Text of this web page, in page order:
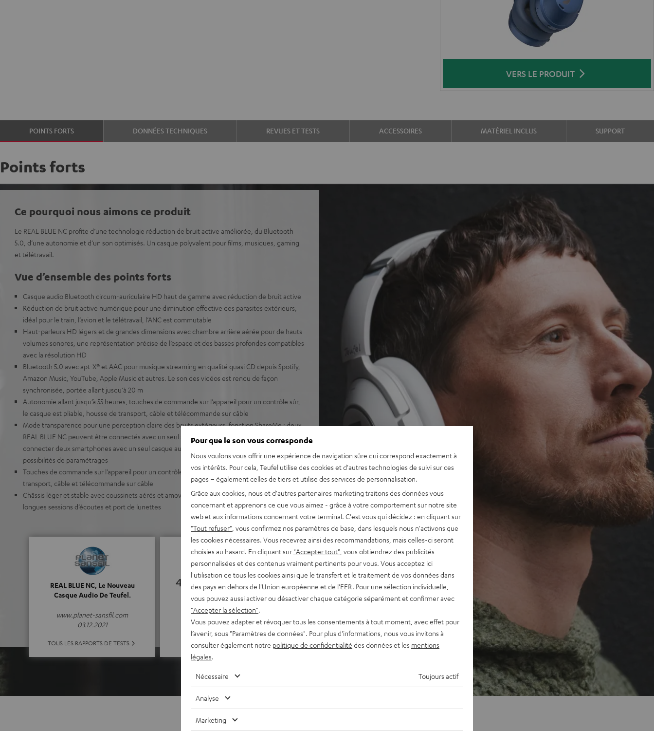
VERS LE PRODUIT
POINTS FORTS DONNÉES TECHNIQUES REVUES ET TESTS ACCESSOIRES MATÉRIEL INCLUS SUPPORT
Points forts
Ce pourquoi nous aimons ce produit
Le REAL BLUE NC profite d’une technologie réduction de bruit active améliorée, du Bluetooth
5.0, d’une autonomie et d’un son optimisés. Un casque polyvalent pour films, musiques, gaming
et télétravail.
Vue d’ensemble des points forts
Casque audio Bluetooth circum-auriculaire HD haut de gamme avec réduction de bruit active
Réduction de bruit active numérique pour une diminution effective des parasites extérieurs,
idéal pour le train, l’avion et le télétravail, l’ANC est commutable
Haut-parleurs HD légers et de grandes dimensions avec chambre arrière aérée pour de hauts
volumes sonores, une représentation précise de l’espace et des basses profondes compatibles
avec la résolution HD
Bluetooth 5.0 avec apt-X® et AAC pour musique streaming en qualité quasi CD depuis Spotify,
Amazon Music, YouTube, Apple Music et autres. Le son des vidéos est rendu de façon
synchronisée, portée allant jusqu‘à 20 m
Autonomie allant jusqu’à 55 heures, touches de commande sur l’appareil pour un contrôle sûr,
le casque est pliable, housse de transport, câble et télécommande sur câble
Mode transparence pour une perception claire des bruits extérieurs, fonction ShareMe : deux
REAL BLUE NC peuvent être connectés avec un seul smartphone, fonction Multipoint :
connecter deux smartphones avec un seul casque audio, appli Teufel Go pour d’autres
possibilités de paramétrages
Touches de commande sur l’appareil pour un contrôle sûr, le casque est pliable, housse de
transport, câble et télécommande sur câble
Châssis léger et stable avec coussinets aérés et amovibles, peu de pression, conçu pour les
longues sessions d’écoutes et port de lunettes
REAL BLUE NC, Le Nouveau
Casque Audio De Teufel.
www.planet-sansfil.com
03.12.2021
TOUS LES RAPPORTS DE TESTS
4.76
(4.76 de 5 pour 1753 Evaluations)
TOUTES LES ÉVALUATIONS
Pour que le son vous corresponde
Nous voulons vous offrir une expérience de navigation sûre qui correspond exactement à
vos intérêts. Pour cela, Teufel utilise des cookies et d'autres technologies de suivi sur ces
pages – également celles de tiers et utilise des services de personnalisation.
Grâce aux cookies, nous et d'autres partenaires marketing traitons des données vous
concernant et apprenons ce que vous aimez - grâce à votre comportement sur notre site
web et aux informations concernant votre terminal. C'est vous qui décidez : en cliquant sur
"Tout refuser" , vous confirmez nos paramètres de base, dans lesquels nous n'activons que
les cookies nécessaires. Vous recevrez ainsi des recommandations, mais celles-ci seront
choisies au hasard. En cliquant sur "Accepter tout" , vous obtiendrez des publicités
personnalisées et des contenus vraiment pertinents pour vous. Vous acceptez ici
l'utilisation de tous les cookies ainsi que le transfert et le traitement de vos données dans
des pays en dehors de l'Union européenne et de l'EER. Pour une sélection individuelle,
vous pouvez aussi activer ou désactiver chaque catégorie séparément et confirmer avec
"Accepter la sélection"
Vous pouvez adapter et révoquer tous les consentements à tout moment, avec effet pour
l’avenir, sous "Paramètres de données". Pour plus d'informations, nous vous invitons à
consulter également notre politique de confidentialité des données et les mentions
légales
Nécessaire Toujours actif
Analyse
Marketing